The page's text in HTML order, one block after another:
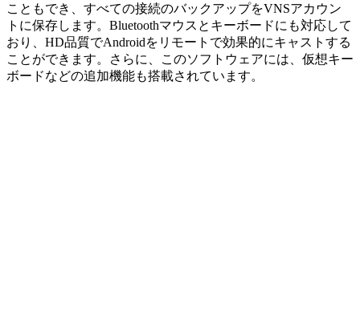
こともでき、すべての接続のバックアップをVNSアカウン
トに保存します。Bluetoothマウスとキーボードにも対応して
おり、HD品質でAndroidをリモートで効果的にキャストする
ことができます。さらに、このソフトウェアには、仮想キー
ボードなどの追加機能も搭載されています。